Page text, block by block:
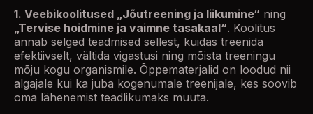
1. Veebikoolitused „Jõutreening ja liikumine“ ning
„Tervise hoidmine ja vaimne tasakaal“. Koolitus
annab selged teadmised sellest, kuidas treenida
efektiivselt, vältida vigastusi ning mõista treeningu
mõju kogu organismile. Õppematerjalid on loodud nii
algajale kui ka juba kogenumale treenijale, kes soovib
oma lähenemist teadlikumaks muuta.